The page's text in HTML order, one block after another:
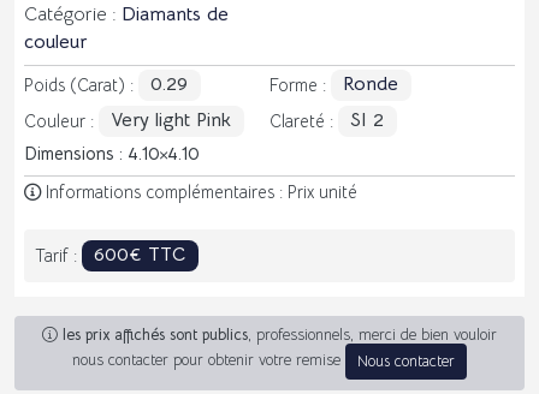
Catégorie : Diamants de
couleur
Poids (Carat) : 0.29 Forme : Ronde
Couleur : Very light Pink Clareté : SI 2
Dimensions : 4.10 4.10
Informations complémentaires : Prix unité
Tarif : 600€ TTC
les prix affichés sont publics, professionnels, merci de bien vouloir
nous contacter pour obtenir votre remise
Nous contacter